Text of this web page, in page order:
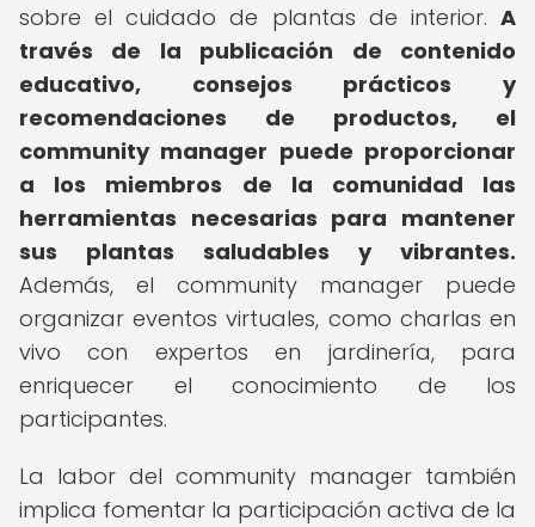
sobre el cuidado de plantas de interior. A
través de la publicación de contenido
educativo, consejos prácticos y
recomendaciones de productos, el
community manager puede proporcionar
a los miembros de la comunidad las
herramientas necesarias para mantener
sus plantas saludables y vibrantes.
Además, el community manager puede
organizar eventos virtuales, como charlas en
vivo con expertos en jardinería, para
enriquecer el conocimiento de los
participantes.
La labor del community manager también
implica fomentar la participación activa de la